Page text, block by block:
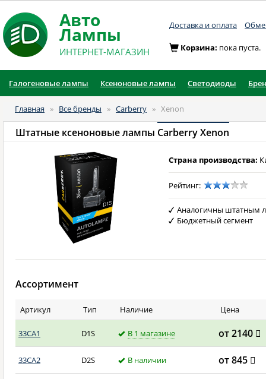
Авто
Лампы
ИНТЕРНЕТ-МАГАЗИН
Доставка и оплата
Корзина: пока пуста.
Галогеновые лампы Ксеноновые лампы Светодиоды
Главная » Все бренды » Carberry » Xenon
Штатные ксеноновые лампы Carberry Xenon
Страна производства:
Рейтинг:
Аналогичны штатным
Бюджетный сегмент
Ассортимент
Артикул Тип Наличие Цена
33CA1 D1S В 1 магазине от 2140
33CA2 D2S В наличии от 845